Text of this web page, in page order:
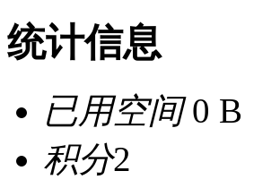
统计信息
已用空间0 B
积分2